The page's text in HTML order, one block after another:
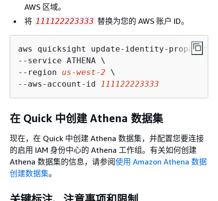
AWS 区域。
将 111122223333 替换为您的 AWS 账户 ID。
aws quicksight update-identity-
--service ATHENA \
--region us-west-2 \
--aws-account-id 111122223333
在 Quick 中创建 Athena 数据集
现在，在 Quick 中创建 Athena 数据集，并配置您要连接
的启用 IAM 身份中心的 Athena 工作组。有关如何创建
Athena 数据集的信息，请参阅使用 Amazon Athena 数据
创建数据集。